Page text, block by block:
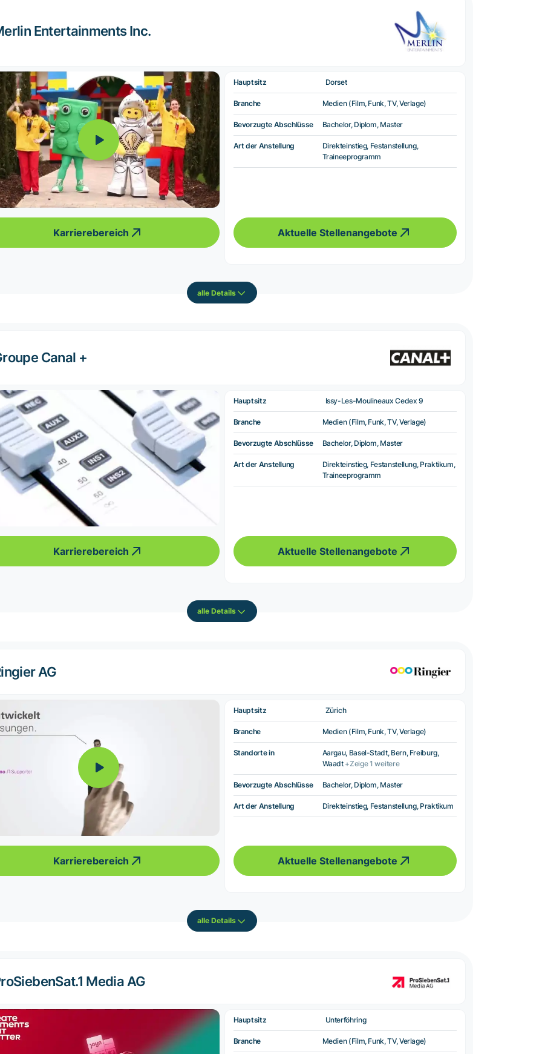
Entertainments Inc.
Karrierebereich
Hauptsitz Dorset
Branche Medien (Film, Funk, TV, Verlage)
Bevorzugte Abschlüsse Bachelor, Diplom, Master
Art der Anstellung
Direkteinstieg, Festanstellung,
Traineeprogramm
Aktuelle Stellenangebote
alle Details
Canal +
Karrierebereich
Hauptsitz Issy-Les-Moulineaux Cedex 9
Branche Medien (Film, Funk, TV, Verlage)
Bevorzugte Abschlüsse Bachelor, Diplom, Master
Art der Anstellung
Direkteinstieg, Festanstellung, Praktikum,
Traineeprogramm
Aktuelle Stellenangebote
alle Details
AG
Karrierebereich
Hauptsitz Zürich
Branche Medien (Film, Funk, TV, Verlage)
Standorte in
Aargau, Basel-Stadt, Bern, Freiburg,
Waadt +Zeige 1 weitere
Bevorzugte Abschlüsse Bachelor, Diplom, Master
Art der Anstellung Direkteinstieg, Festanstellung, Praktikum
Aktuelle Stellenangebote
alle Details
Media AG
Hauptsitz Unterföhring
Branche Medien (Film, Funk, TV, Verlage)